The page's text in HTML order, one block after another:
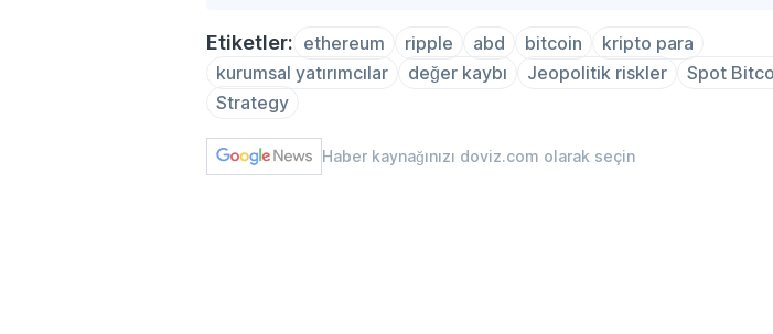
Etiketler: ethereum ripple abd bitcoin
kripto para
kurumsal yatırımcılar
değer kaybı Jeopolitik riskler
Spot
Strategy
Haber kaynağınızı doviz.com olarak seçin